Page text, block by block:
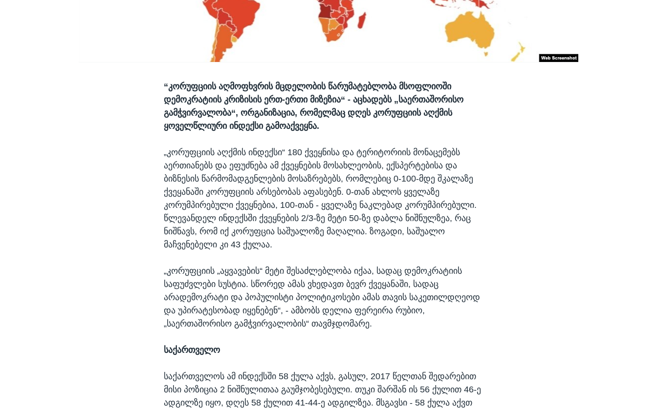
“კორუფციის აღმოფხვრის მცდელობის წარუმატებლობა მსოფლიოში
დემოკრატიის კრიზისის ერთ-ერთი მიზეზია“ - აცხადებს „საერთაშორისო
გამჭვირვალობა“, ორგანიზაცია, რომელმაც დღეს კორუფციის აღქმის
ყოველწლიური ინდექსი გამოაქვეყნა.
„კორუფციის აღქმის ინდექსი“ 180 ქვეყნისა და ტერიტორიის მონაცემებს
აერთიანებს და ეფუძნება ამ ქვეყნების მოსახლეობის, ექსპერტებისა და
ბიზნესის წარმომადგენლების მოსაზრებებს, რომლებიც 0-100-მდე შკალაზე
ქვეყანაში კორუფციის არსებობას აფასებენ. 0-თან ახლოს ყველაზე
კორუმპირებული ქვეყნებია, 100-თან - ყველაზე ნაკლებად კორუმპირებული.
წლევანდელ ინდექსში ქვეყნების 2/3-ზე მეტი 50-ზე დაბლა ნიშნულზეა, რაც
ნიშნავს, რომ იქ კორუფცია საშუალოზე მაღალია. ზოგადი, საშუალო
მაჩვენებელი კი 43 ქულაა.
„კორუფციის „აყვავების“ მეტი შესაძლებლობა იქაა, სადაც დემოკრატიის
საფუძვლები სუსტია. სწორედ ამას ვხედავთ ბევრ ქვეყანაში, სადაც
არადემოკრატი და პოპულისტი პოლიტიკოსები ამას თავის საკეთილდღეოდ
და უპირატესობად იყენებენ“, - ამბობს დელია ფერეირა რუბიო,
„საერთაშორისო გამჭვირვალობის“ თავმჯდომარე.
საქართველო
საქართველოს ამ ინდექსში 58 ქულა აქვს, გასულ, 2017 წელთან შედარებით
მისი პოზიცია 2 ნიშნულითაა გაუმჯობესებული. თუკი შარშან ის 56 ქულით 46-ე
ადგილზე იყო, დღეს 58 ქულით 41-44-ე ადგილზეა. მსგავსი - 58 ქულა აქვთ